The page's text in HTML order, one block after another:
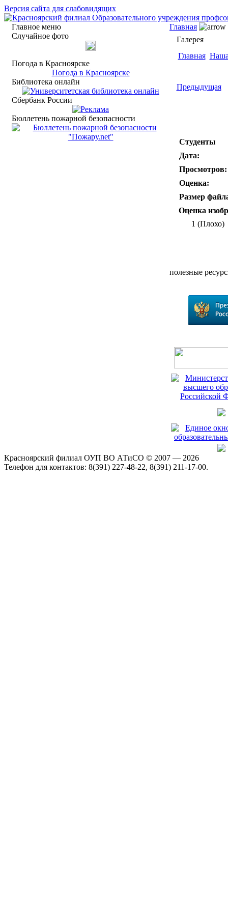
Версия сайта для слабовидящих
Главное меню
Случайное фото
Погода в Красноярске
Погода в Красноярске
Библиотека онлайн
Сбербанк России
Бюллетень пожарной безопасности
Главная
Галерея
Главная
Предыдущая
Студенты
Дата:
Просмотров:
Оценка:
Размер
Оценка
1 (Плохо)
полезные
Красноярский филиал ОУП ВО АТиСО © 2007 — 2026
Телефон для контактов: 8(391) 227-48-22, 8(391) 211-17-00.